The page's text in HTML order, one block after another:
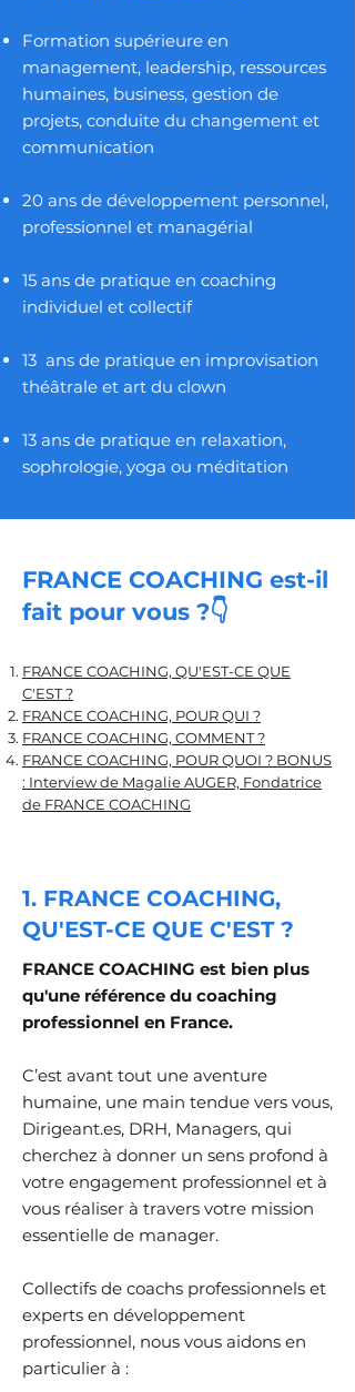
Formation supérieure en
management, leadership, ressources
humaines, business, gestion de
projets, conduite du changement et
communication
20 ans de développement personnel,
professionnel et managérial
15 ans de pratique en coaching
individuel et collectif
13 ans de pratique en improvisation
théâtrale et art du clown
13 ans de pratique en relaxation,
sophrologie, yoga ou méditation
FRANCE COACHING est-il
fait pour vous ?👇
FRANCE COACHING, QU'EST-CE QUE
C'EST ?
FRANCE COACHING, POUR QUI ?
FRANCE COACHING, COMMENT ?
FRANCE COACHING, POUR QUOI ? BONUS
: Interview de Magalie AUGER, Fondatrice
de FRANCE COACHING
1. FRANCE COACHING,
QU'EST-CE QUE C'EST ?
FRANCE COACHING est bien plus
qu'une référence du coaching
professionnel en France.
C’est avant tout une aventure
humaine, une main tendue vers vous,
Dirigeant.es, DRH, Managers, qui
cherchez à donner un sens profond à
votre engagement professionnel et à
vous réaliser à travers votre mission
essentielle de manager.
Collectifs de coachs professionnels et
experts en développement
professionnel, nous vous aidons en
particulier à :